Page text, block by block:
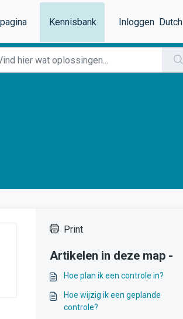
Kennisbank Inloggen Dutch
Print
Artikelen in deze map -
Hoe plan ik een controle in?
Hoe wijzig ik een geplande
controle?